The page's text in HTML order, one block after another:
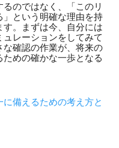
るのではなく、「このリ
」という明確な理由を持
。まずは今、自分には
レーションをしてみて
確認の作業が、将来の
めの確かな一歩となる
備えるための考え方と